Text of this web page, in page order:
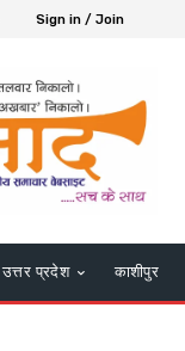
Sign in / Join
उत्तर प्रदेश काशीपुर